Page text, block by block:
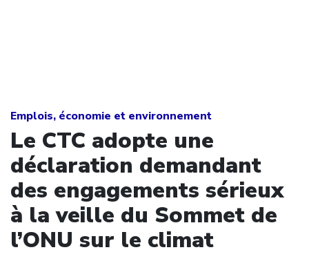
Emplois, économie et environnement
Le CTC adopte une
déclaration demandant
des engagements sérieux
à la veille du Sommet de
l’ONU sur le climat